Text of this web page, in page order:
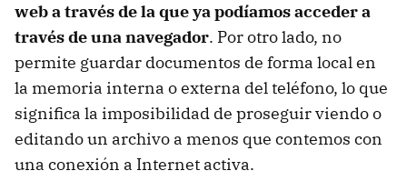
web a través de la que ya podíamos acceder a
través de una navegador. Por otro lado, no
permite guardar documentos de forma local en
la memoria interna o externa del teléfono, lo que
significa la imposibilidad de proseguir viendo o
editando un archivo a menos que contemos con
una conexión a Internet activa.